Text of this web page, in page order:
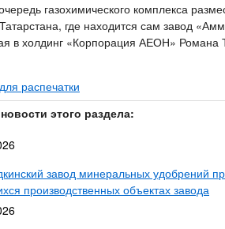
газохимического комплекса
где находится сам завод
в холдинг «Корпорация АЕОН» Романа
распечатки
этого раздела:
завод минеральных удобрений
производственных объектах завода